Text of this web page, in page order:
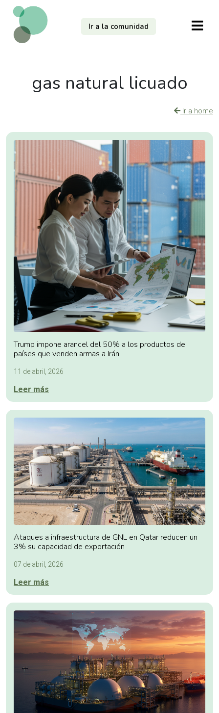
Ir a la comunidad
gas natural licuado
Ir a home
Trump impone arancel del 50% a los productos de
países que venden armas a Irán
11 de abril, 2026
Leer más
Ataques a infraestructura de GNL en Qatar reducen un
3% su capacidad de exportación
07 de abril, 2026
Leer más